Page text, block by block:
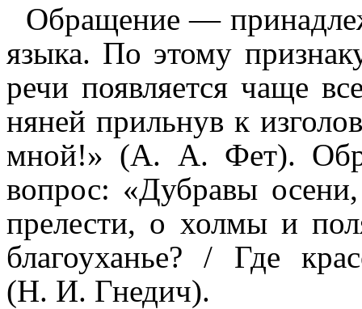
Обращение —
языка. По этому
речи появляется чаще
няней прильнув к
мной!» (А. А. Фет).
вопрос: «Дубравы
прелести, о холмы и
благоуханье? / Где
(Н. И. Гнедич).